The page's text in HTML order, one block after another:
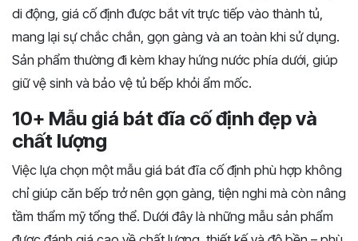
di động, giá cố định được bắt vít trực tiếp vào thành tủ,
mang lại sự chắc chắn, gọn gàng và an toàn khi sử dụng.
Sản phẩm thường đi kèm khay hứng nước phía dưới, giúp
giữ vệ sinh và bảo vệ tủ bếp khỏi ẩm mốc.
10+ Mẫu giá bát đĩa cố định đẹp và
chất lượng
Việc lựa chọn một mẫu giá bát đĩa cố định phù hợp không
chỉ giúp căn bếp trở nên gọn gàng, tiện nghi mà còn nâng
tầm thẩm mỹ tổng thể. Dưới đây là những mẫu sản phẩm